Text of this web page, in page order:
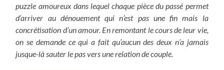
puzzle amoureux dans lequel chaque pièce du passé permet
d’arriver au dénouement qui n’est pas une fin mais la
concrétisation d’un amour. En remontant le cours de leur vie,
on se demande ce qui a fait qu’aucun des deux n’a jamais
jusque-là sauter le pas vers une relation de couple.